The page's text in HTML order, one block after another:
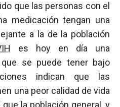
que las personas con el
medicación tengan una
a la de la población
es hoy en día una
se puede tener bajo
indican que las
una peor calidad de vida
la población general, y